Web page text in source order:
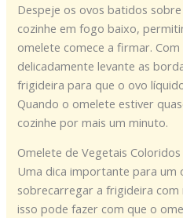
Despeje os ovos batidos
cozinhe em fogo baixo,
omelete comece a firmar.
delicadamente levante as
frigideira para que o ovo
Quando o omelete estiver
cozinhe por mais um minuto.
Omelete de Vegetais
Uma dica importante para um
sobrecarregar a frigideira
isso pode fazer com que o